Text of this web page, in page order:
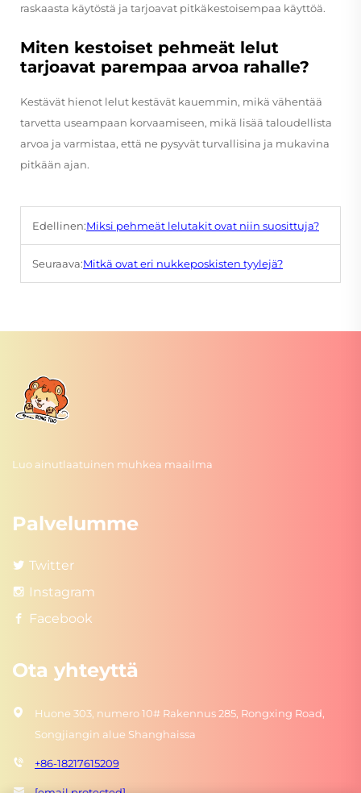
raskaasta käytöstä ja tarjoavat pitkäkestoisempaa käyttöä.
Miten kestoiset pehmeät lelut
tarjoavat parempaa arvoa rahalle?
Kestävät hienot lelut kestävät kauemmin, mikä vähentää
tarvetta useampaan korvaamiseen, mikä lisää taloudellista
arvoa ja varmistaa, että ne pysyvät turvallisina ja mukavina
pitkään ajan.
Edellinen:Miksi pehmeät lelutakit ovat niin suosittuja?
Seuraava:Mitkä ovat eri nukkeposkisten tyylejä?
Luo ainutlaatuinen muhkea maailma
Palvelumme
Twitter
Instagram
Facebook
Ota yhteyttä
Huone 303, numero 10# Rakennus 285, Rongxing Road,
Songjiangin alue Shanghaissa
+86-18217615209